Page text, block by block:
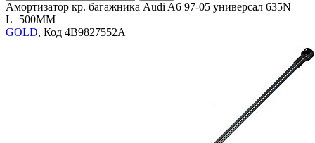
Амортизатор кр. багажника Audi A6 97-05 универсал 635N
L=500MM
GOLD, Код 4B9827552A